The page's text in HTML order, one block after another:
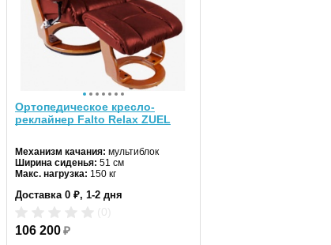
Ортопедическое кресло-
реклайнер Falto Relax ZUEL
Механизм качания: мультиблок
Ширина сиденья: 51 см
Макс. нагрузка: 150 кг
Материал спинки:натуральная кожа
Доставка 0 ₽, 1-2 дня
106 200₽